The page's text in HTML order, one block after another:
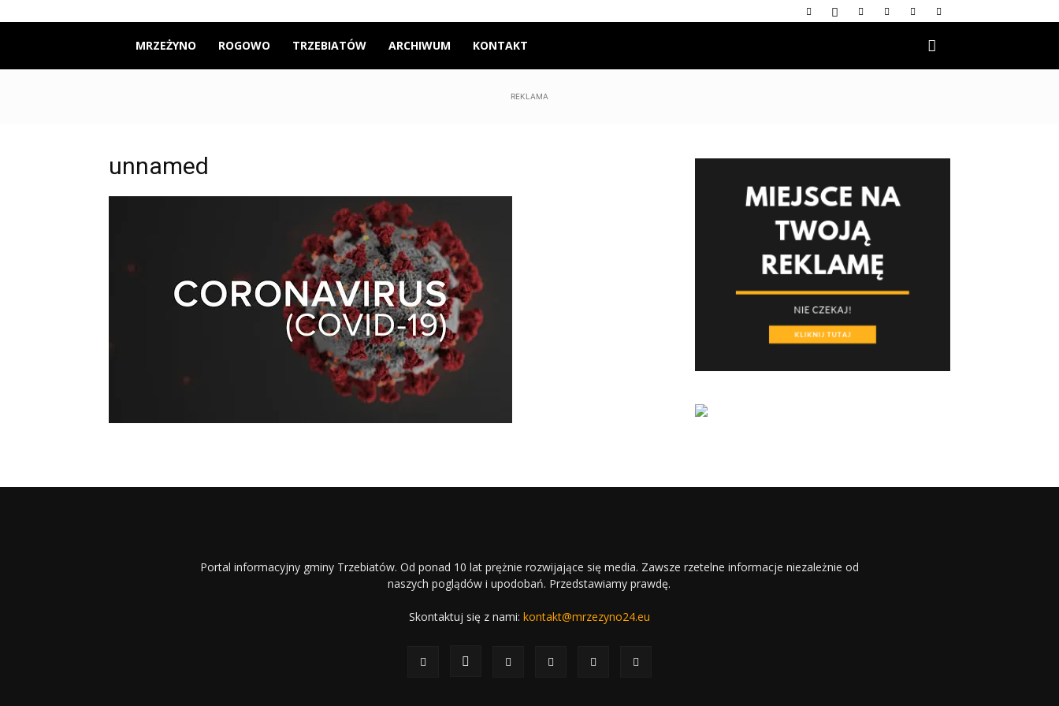
Mrzeżyno24
MRZEŻYNO ROGOWO TRZEBIATÓW ARCHIWUM KONTAKT
REKLAMA
unnamed
Portal informacyjny gminy Trzebiatów. Od ponad 10 lat prężnie rozwijające się media. Zawsze rzetelne informacje niezależnie od
naszych poglądów i upodobań. Przedstawiamy prawdę.
Skontaktuj się z nami: kontakt@mrzezyno24.eu